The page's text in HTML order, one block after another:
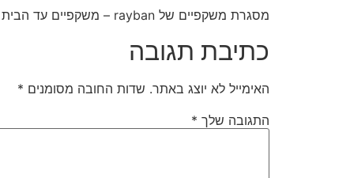
מסגרת משקפיים של rayban – משקפיים עד הבית
כתיבת תגובה
האימייל לא יוצג באתר. שדות החובה מסומנים *
התגובה שלך *